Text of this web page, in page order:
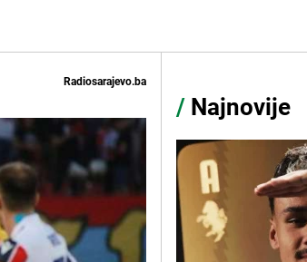
Radiosarajevo.ba
/ Najnovije